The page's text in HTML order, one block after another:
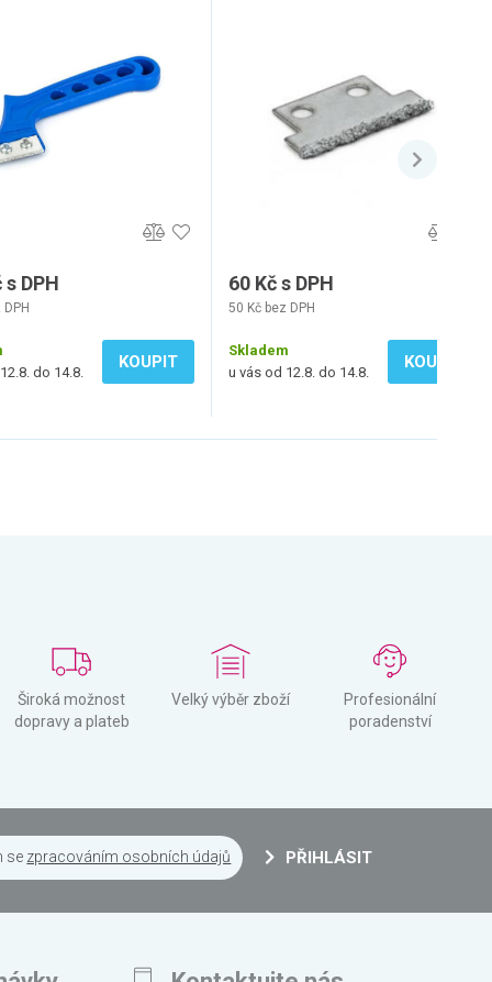
s DPH
do 14.8.
KOUPIT
60 Kč s DPH
50 Kč bez DPH
Skladem
u vás od 12.8. do 14.8.
KOUPIT
Široká možnost
dopravy a plateb
Velký výběr zboží
Profesionální
poradenství
se zpracováním osobních údajů PŘIHLÁSIT